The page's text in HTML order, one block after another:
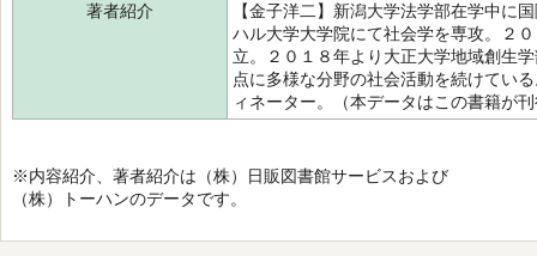
著者紹介
【金子洋二】新潟大学法学部在学中に
ハル大学大学院にて社会学を専攻。２
立。２０１８年より大正大学地域創生
点に多様な分野の社会活動を続けてい
ィネーター。（本データはこの書籍が
※内容紹介、著者紹介は（株）日販図書館サービスおよび
（株）トーハンのデータです。